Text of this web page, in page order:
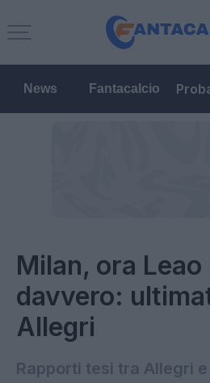
News Fantacalcio
Milan, ora
davvero:
Allegri
Rapporti tesi tra Allegri e